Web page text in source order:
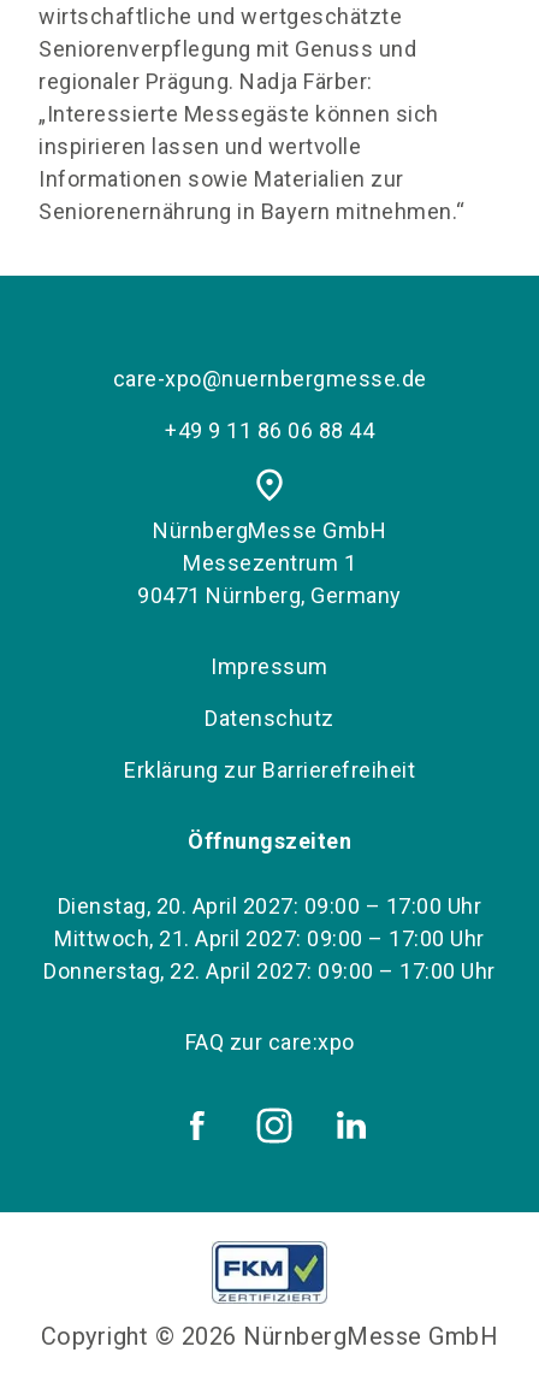
wirtschaftliche und wertgeschätzte
Seniorenverpflegung mit Genuss und
regionaler Prägung. Nadja Färber:
„Interessierte Messegäste können sich
inspirieren lassen und wertvolle
Informationen sowie Materialien zur
Seniorenernährung in Bayern mitnehmen.“
care-xpo@nuernbergmesse.de
+49 9 11 86 06 88 44
place
NürnbergMesse GmbH
Messezentrum 1
90471 Nürnberg, Germany
Impressum
Datenschutz
Erklärung zur Barrierefreiheit
Öffnungszeiten
Dienstag, 20. April 2027: 09:00 – 17:00 Uhr
Mittwoch, 21. April 2027: 09:00 – 17:00 Uhr
Donnerstag, 22. April 2027: 09:00 – 17:00 Uhr
FAQ zur care:xpo
Copyright © 2026 NürnbergMesse GmbH